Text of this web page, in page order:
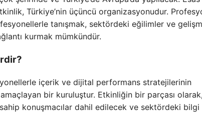
Türkiye’nin üçüncü organizasyonudur.
tanışmak, sektördeki eğilimler ve
kurmak mümkündür.
içerik ve dijital performans stratejilerinin
bir kuruluştur. Etkinliğin bir parçası olarak,
konuşmacılar dahil edilecek ve sektördeki bilgi